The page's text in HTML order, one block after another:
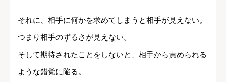
それに、相手に何かを求めてしまうと相手が見えない。
つまり相手のずるさが見えない。
そして期待されたことをしないと、相手から責められる
ような錯覚に陥る。